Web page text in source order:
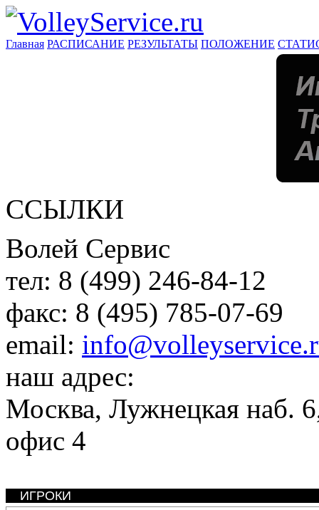
Главная РАСПИСАНИЕ РЕЗУЛЬТАТЫ ПОЛОЖЕНИЕ
ССЫЛКИ
Волей Сервис
тел: 8 (499) 246-84-12
факс: 8 (495) 785-07-69
email:
наш адрес:
Москва, Лужнецкая наб.
офис 4
ИГРОКИ